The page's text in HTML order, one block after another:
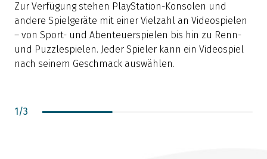
Zur Verfügung stehen PlayStation-Konsolen und
andere Spielgeräte mit einer Vielzahl an Videospielen
– von Sport- und Abenteuerspielen bis hin zu Renn-
und Puzzlespielen. Jeder Spieler kann ein Videospiel
nach seinem Geschmack auswählen.
1/3